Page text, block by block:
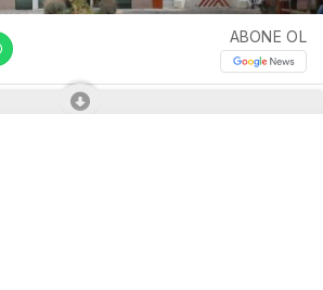
ABONE OL